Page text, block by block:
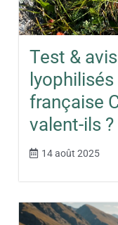
Test &
française
valent-ils ?
14 août 2025